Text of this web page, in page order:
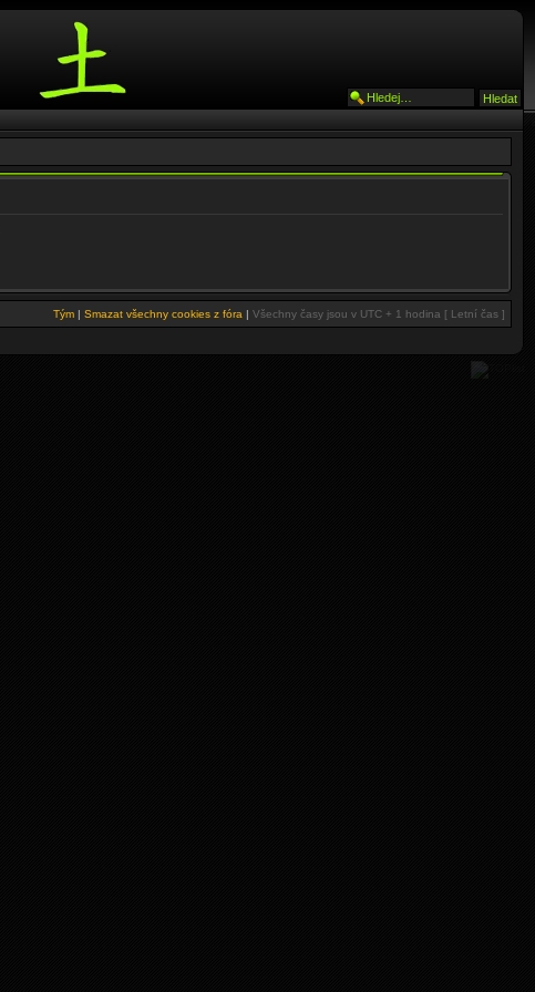
Tým | Smazat všechny cookies z fóra | Všechny časy jsou v UTC + 1 hodina [ Letní čas ]